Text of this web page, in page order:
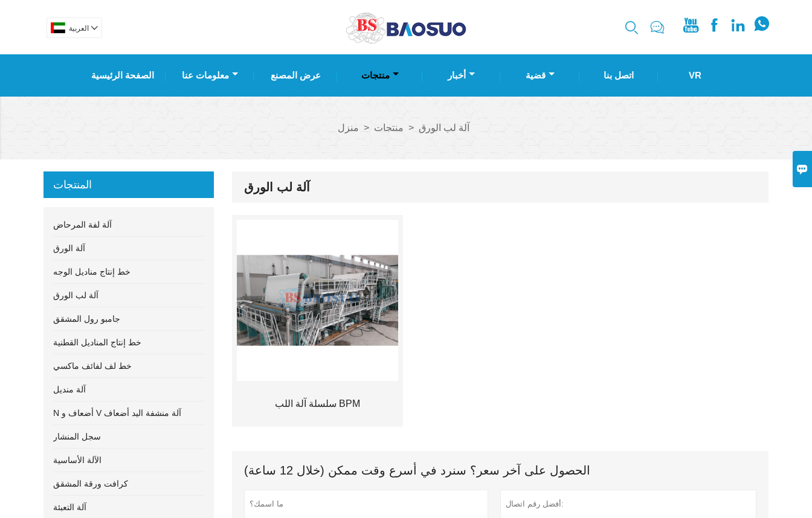

العربية       
الصفحة الرئيسية معلومات عنا عرض المصنع منتجات أخبار قضية اتصل بنا VR
منزل > منتجات > آلة لب الورق
آلة لب الورق
سلسلة آلة اللب BPM
الحصول على آخر سعر؟ سنرد في أسرع وقت ممكن (خلال 12 ساعة)
المنتجات
آلة لفة المرحاض
آلة الورق
خط إنتاج مناديل الوجه
آلة لب الورق
جامبو رول المشقق
خط إنتاج المناديل القطنية
خط لف لفائف ماكسي
آلة منديل
N أضعاف و V آلة منشفة اليد أضعاف
سجل المنشار
الآلة الأساسية
كرافت ورقة المشقق
آلة التعبئة